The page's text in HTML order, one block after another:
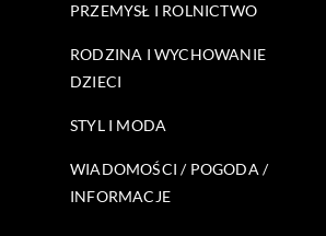
PRZEMYSŁ I ROLNICTWO
RODZINA I WYCHOWANIE
DZIECI
STYL I MODA
WIADOMOŚCI / POGODA /
INFORMACJE